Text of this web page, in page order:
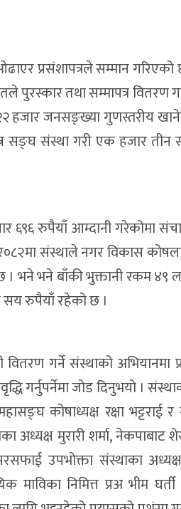
प्रसंशापत्रले सम्मान गरिएको
पुरस्कार तथा सम्मापत्र वितरण
२२ हजार जनसङ्ख्या गुणस्तरीय
सङ्घ संस्था गरी एक हजार
६९६ रुपैयाँ आम्दानी गरेकोमा
संस्थाले नगर विकास
। भने भने बाँकी भुक्तानी रकम ४९
सय रुपैयाँ रहेको छ ।
वितरण गर्ने संस्थाको
गर्नुपर्नेमा जोड दिनुभयो ।
कोषाध्यक्ष रक्षा भट्टराई
अध्यक्ष मुरारी शर्मा, नेकपाबाट
उपभोक्ता संस्थाका
माविका निमित्त प्रअ भीम